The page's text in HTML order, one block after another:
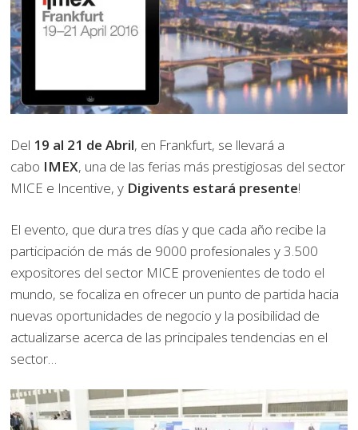
Del 19 al 21 de Abril, en Frankfurt, se llevará a
cabo IMEX, una de las ferias más prestigiosas del sector
MICE e Incentive, y Digivents estará presente!
El evento, que dura tres días y que cada año recibe la
participación de más de 9000 profesionales y 3.500
expositores del sector MICE provenientes de todo el
mundo, se focaliza en ofrecer un punto de partida hacia
nuevas oportunidades de negocio y la posibilidad de
actualizarse acerca de las principales tendencias en el
sector…